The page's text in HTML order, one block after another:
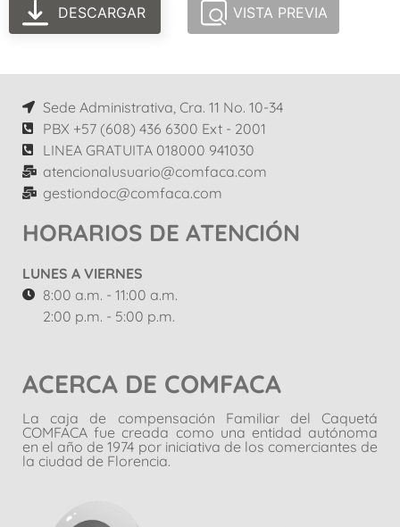
DESCARGAR VISTA PREVIA
Sede Administrativa, Cra. 11 No. 10-34
PBX +57 (608) 436 6300 Ext - 2001
LINEA GRATUITA 018000 941030
atencionalusuario@comfaca.com
gestiondoc@comfaca.com
HORARIOS DE ATENCIÓN
LUNES A VIERNES
8:00 a.m. - 11:00 a.m.
2:00 p.m. - 5:00 p.m.
ACERCA DE COMFACA
La caja de compensación Familiar del Caquetá
COMFACA fue creada como una entidad autónoma
en el año de 1974 por iniciativa de los comerciantes de
la ciudad de Florencia.